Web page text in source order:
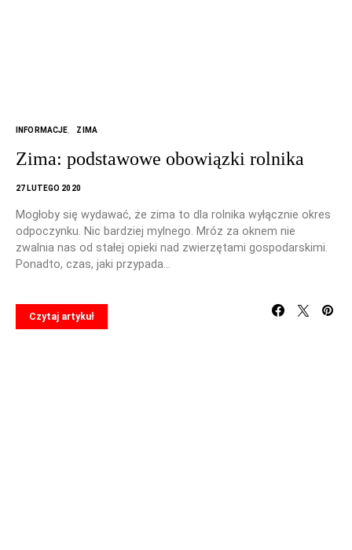
INFORMACJE ZIMA
Zima: podstawowe obowiązki rolnika
27 LUTEGO 2020
Mogłoby się wydawać, że zima to dla rolnika wyłącznie okres
odpoczynku. Nic bardziej mylnego. Mróz za oknem nie
zwalnia nas od stałej opieki nad zwierzętami gospodarskimi.
Ponadto, czas, jaki przypada…
Czytaj artykuł